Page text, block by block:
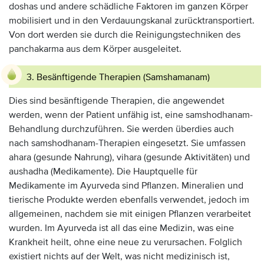
doshas und andere schädliche Faktoren im ganzen Körper
mobilisiert und in den Verdauungskanal zurücktransportiert.
Von dort werden sie durch die Reinigungstechniken des
panchakarma aus dem Körper ausgeleitet.
3. Besänftigende Therapien (Samshamanam)
Dies sind besänftigende Therapien, die angewendet
werden, wenn der Patient unfähig ist, eine samshodhanam-
Behandlung durchzuführen. Sie werden überdies auch
nach samshodhanam-Therapien eingesetzt. Sie umfassen
ahara (gesunde Nahrung), vihara (gesunde Aktivitäten) und
aushadha (Medikamente). Die Hauptquelle für
Medikamente im Ayurveda sind Pflanzen. Mineralien und
tierische Produkte werden ebenfalls verwendet, jedoch im
allgemeinen, nachdem sie mit einigen Pflanzen verarbeitet
wurden. Im Ayurveda ist all das eine Medizin, was eine
Krankheit heilt, ohne eine neue zu verursachen. Folglich
existiert nichts auf der Welt, was nicht medizinisch ist,